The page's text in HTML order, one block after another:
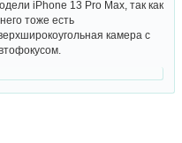
iPhone 13 Pro Max, так как
тоже есть
камера с